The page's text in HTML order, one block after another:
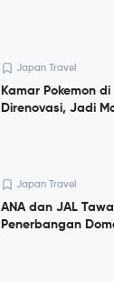
Japan Travel
Kamar Pokemon di
Direnovasi, Jadi
Japan Travel
ANA dan JAL
Penerbangan